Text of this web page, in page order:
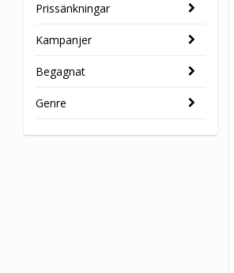
Prissänkningar
Kampanjer
Begagnat
Genre